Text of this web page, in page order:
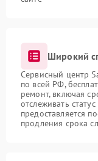
Широкий
Сервисный центр
по всей РФ,
ремонт, включая
отслеживать
предоставляется
продления срока